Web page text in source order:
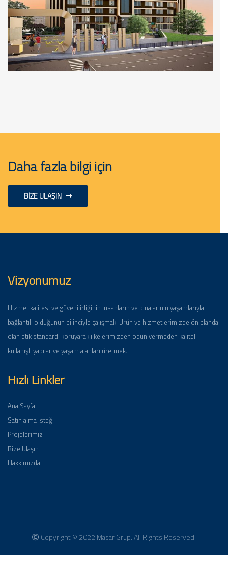
Daha fazla bilgi için
BIZE ULAŞIN
Vizyonumuz
Hizmet kalitesi ve güvenilirliğinin insanların ve binalarının yaşamlarıyla
bağlantılı olduğunun bilinciyle çalışmak. Ürün ve hizmetlerimizde ön planda
olan etik standardı koruyarak ilkelerimizden ödün vermeden kaliteli
kullanışlı yapılar ve yaşam alanları üretmek.
Hızlı Linkler
Ana Sayfa
Satın alma isteği
Projelerimiz
Bize Ulaşın
Hakkımızda
Copyright © 2022 Masar Grup. All Rights Reserved.